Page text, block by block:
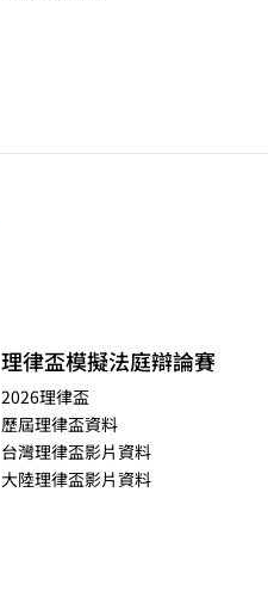
理律盃模擬法庭辯論賽
2026理律盃
歷屆理律盃資料
台灣理律盃影片資料
大陸理律盃影片資料